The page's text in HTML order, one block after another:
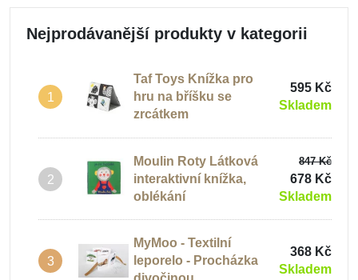
Nejprodávanější produkty v kategorii
1
Taf Toys Knížka pro
hru na bříšku se
zrcátkem
595 Kč
Skladem
2
Moulin Roty Látková
interaktivní knížka,
oblékání
847 Kč
678 Kč
Skladem
3
MyMoo - Textilní
leporelo - Procházka
368 Kč
Skladem